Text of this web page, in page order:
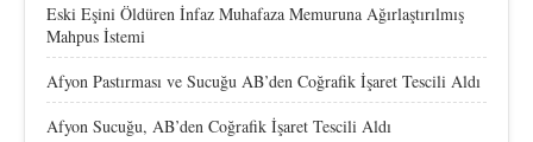
Eski Eşini Öldüren İnfaz Muhafaza Memuruna Ağırlaştırılmış
Mahpus İstemi
Afyon Pastırması ve Sucuğu AB’den Coğrafik İşaret Tescili Aldı
Afyon Sucuğu, AB’den Coğrafik İşaret Tescili Aldı